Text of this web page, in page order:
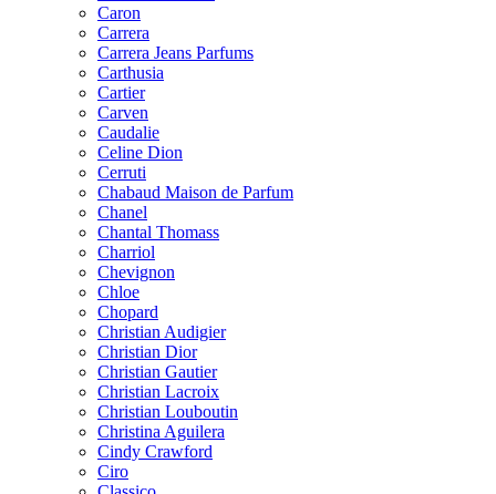
Caron
Carrera
Carrera Jeans Parfums
Carthusia
Cartier
Carven
Caudalie
Celine Dion
Cerruti
Chabaud Maison de Parfum
Chanel
Chantal Thomass
Charriol
Chevignon
Chloe
Chopard
Christian Audigier
Christian Dior
Christian Gautier
Christian Lacroix
Christian Louboutin
Christina Aguilera
Cindy Crawford
Ciro